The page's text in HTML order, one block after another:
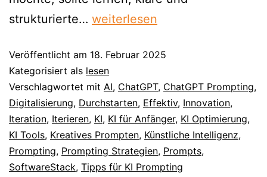
strukturierte… weiterlesen
Veröffentlicht am 18. Februar 2025
Kategorisiert als lesen
Verschlagwortet mit AI, ChatGPT, ChatGPT Prompting,
Digitalisierung, Durchstarten, Effektiv, Innovation,
Iteration, Iterieren, KI, KI für Anfänger, KI Optimierung,
KI Tools, Kreatives Prompten, Künstliche Intelligenz,
Prompting, Prompting Strategien, Prompts,
SoftwareStack, Tipps für KI Prompting